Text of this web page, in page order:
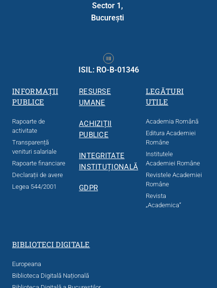
Sector 1,
Bucureşti
ISIL: RO-B-01346
INFORMAȚII
PUBLICE
Rapoarte de
activitate
Transparență
venituri salariale
Rapoarte financiare
Declarații de avere
Legea 544/2001
RESURSE
UMANE
ACHIZIȚII
PUBLICE
INTEGRITATE
INSTITUȚIONALĂ
GDPR
LEGĂTURI
UTILE
Academia Română
Editura Academiei
Române
Institutele
Academiei Române
Revistele Academiei
Române
Revista
„Academica“
BIBLIOTECI DIGITALE
Europeana
Biblioteca Digitală Națională